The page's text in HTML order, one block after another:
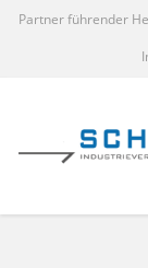
Partner führender